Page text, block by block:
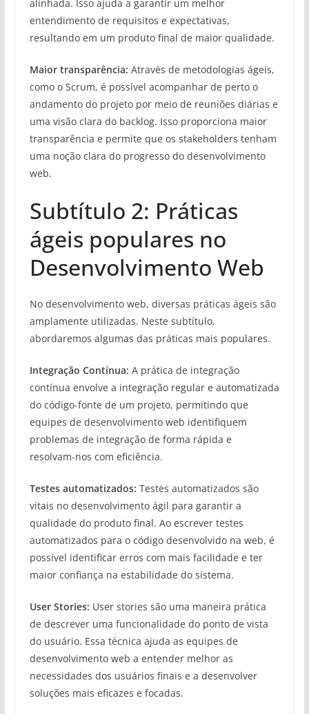
alinhada. Isso ajuda a garantir um melhor
entendimento de requisitos e expectativas,
resultando em um produto final de maior qualidade.
Maior transparência: Através de metodologias ágeis,
como o Scrum, é possível acompanhar de perto o
andamento do projeto por meio de reuniões diárias e
uma visão clara do backlog. Isso proporciona maior
transparência e permite que os stakeholders tenham
uma noção clara do progresso do desenvolvimento
web.
Subtítulo 2: Práticas
ágeis populares no
Desenvolvimento Web
No desenvolvimento web, diversas práticas ágeis são
amplamente utilizadas. Neste subtítulo,
abordaremos algumas das práticas mais populares.
Integração Contínua: A prática de integração
contínua envolve a integração regular e automatizada
do código-fonte de um projeto, permitindo que
equipes de desenvolvimento web identifiquem
problemas de integração de forma rápida e
resolvam-nos com eficiência.
Testes automatizados: Testes automatizados são
vitais no desenvolvimento ágil para garantir a
qualidade do produto final. Ao escrever testes
automatizados para o código desenvolvido na web, é
possível identificar erros com mais facilidade e ter
maior confiança na estabilidade do sistema.
User Stories: User stories são uma maneira prática
de descrever uma funcionalidade do ponto de vista
do usuário. Essa técnica ajuda as equipes de
desenvolvimento web a entender melhor as
necessidades dos usuários finais e a desenvolver
soluções mais eficazes e focadas.